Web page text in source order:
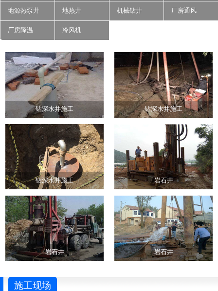
地源热泵井 地热井 机械钻井 厂房通风
厂房降温 冷风机
钻深水井施工 钻深水井施工
钻深水井施工 岩石井
岩石井 岩石井
施工现场